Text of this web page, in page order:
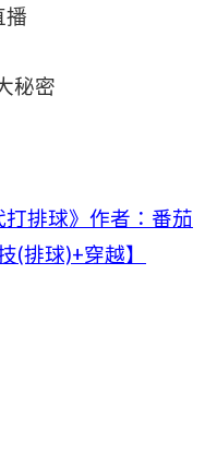
播
秘密
打排球》作者：番茄
(排球)+穿越】